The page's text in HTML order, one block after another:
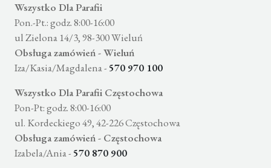
Wszystko Dla Parafii
Pon.-Pt.: godz. 8:00-16:00
ul Zielona 14/3, 98-300 Wieluń
Obsługa zamówień - Wieluń
Iza/Kasia/Magdalena - 570 970 100
Wszystko Dla Parafii Częstochowa
Pon-Pt: godz. 8:00-16:00
ul. Kordeckiego 49, 42-226 Częstochowa
Obsługa zamówień - Częstochowa
Izabela/Ania - 570 870 900